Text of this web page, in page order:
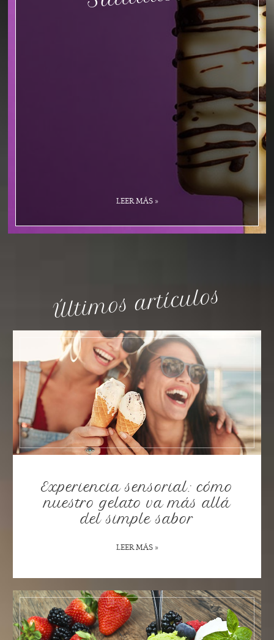
LEER MÁS »
Últimos artículos
Experiencia sensorial: cómo
nuestro gelato va más allá
del simple sabor
LEER MÁS »